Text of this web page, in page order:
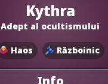
Kythra
Adept al ocultismului
Haos Războinic